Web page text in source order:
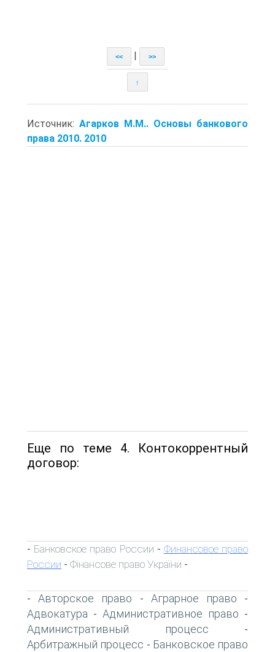
<< >>
↑
Источник: Агарков М.М.. Основы банкового
права 2010. 2010
Еще по теме 4. Контокоррентный
договор:
- Банковское право России - Финансовое право
России - Фінансове право України -
-Авторское право - Аграрное право -
Адвокатура - Административное право -
Административный процесс -
Арбитражный процесс - Банковское право